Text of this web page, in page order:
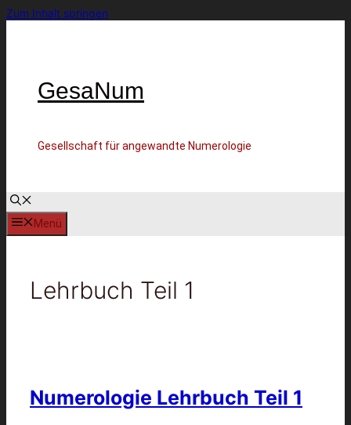
Zum Inhalt springen
GesaNum
Gesellschaft für angewandte Numerologie
Menü
Lehrbuch Teil 1
Numerologie Lehrbuch Teil 1